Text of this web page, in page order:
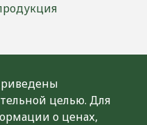
целью. Для
о ценах,